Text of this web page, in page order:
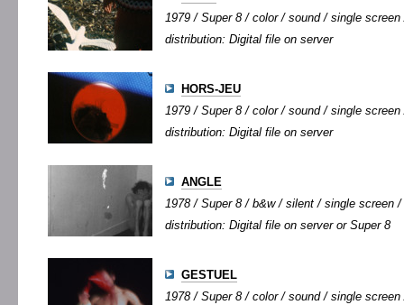
1979 / Super 8 / color / sound / single
distribution: Digital file on server
HORS-JEU
1979 / Super 8 / color / sound / single
distribution: Digital file on server
ANGLE
1978 / Super 8 / b&w / silent / single screen
distribution: Digital file on server or Super 8
GESTUEL
1978 / Super 8 / color / sound / single